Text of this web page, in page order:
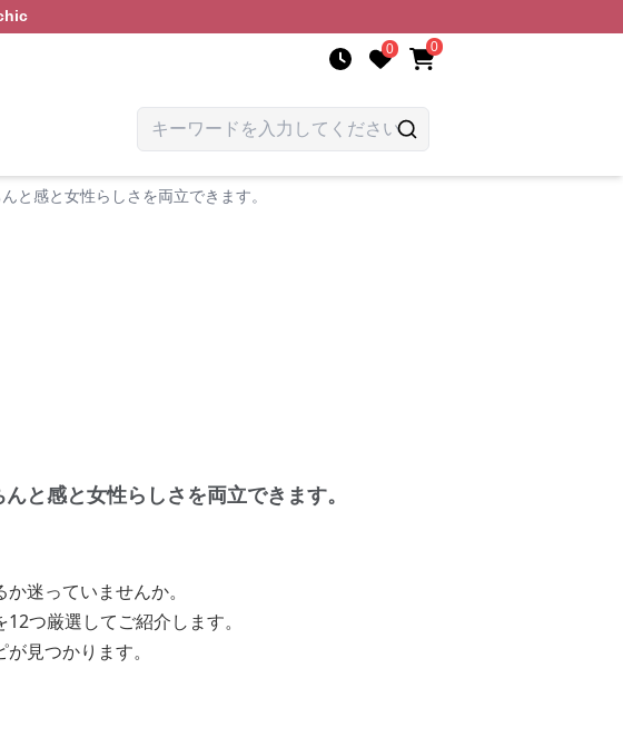
0 0
と感と女性らしさを両立できます。
と感と女性らしさを両立できます。
迷っていませんか。
つ厳選してご紹介します。
見つかります。